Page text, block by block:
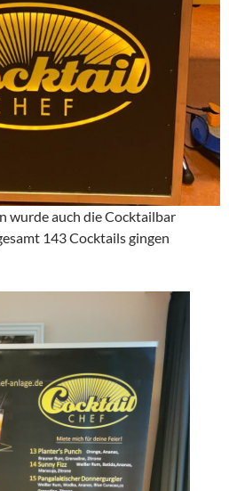
wurde auch die Cocktailbar
143 Cocktails gingen